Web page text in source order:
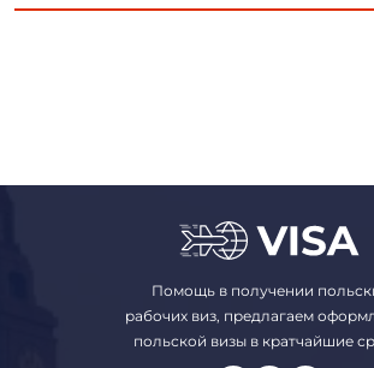
Помощь в получении
рабочих виз, предлагаем
польской визы в кратчайшие